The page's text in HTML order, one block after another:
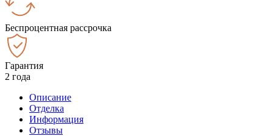
Беспроцентная рассрочка
Гарантия
2 года
Описание
Отделка
Информация
Отзывы